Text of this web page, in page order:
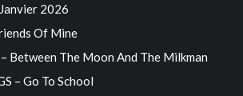
2026
Of Mine
Between The Moon And The Milkman
– Go To School